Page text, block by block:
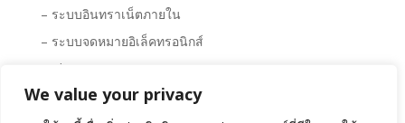
We value your privacy
– ระบบอินทราเน็ตภายใน
– ระบบจดหมายอิเล็คทรอนิกส์
– Clipping News
– ระบบจัดซื้อ – จัดจ้างสภากาชาดไทย